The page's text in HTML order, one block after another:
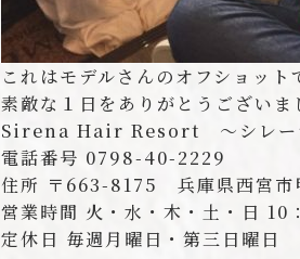
これはモデルさんのオフショッ
素敵な１日をありがとうござい
Sirena Hair Resort 〜シレー
電話番号 0798-40-2229
住所 〒663-8175 兵庫県西宮市
営業時間 火・水・木・土・日
定休日 毎週月曜日・第三日曜日